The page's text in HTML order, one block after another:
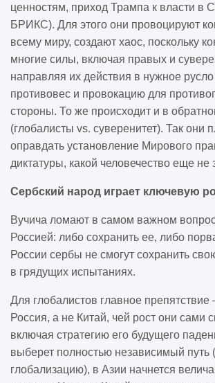
ценностям, приход Трампа к власти в
БРИКС). Для этого они провоцируют
всему миру, создают хаос, поскольку
многие силы, включая правых и
направляя их действия в нужное
противовес и провокацию для
стороны. То же происходит и в
(глобалисты vs. суверенитет). Так они
оправдать установление Мирового
диктатуры, какой человечество еще не
Сербский народ играет ключевую
Вучича ломают в самом важном
Россией: либо сохранить ее, либо
России сербы не смогут сохранить
в грядущих испытаниях.
Для глобалистов главное
Россия, а не Китай, чей рост они сами
включая стратегию его будущего
выберет полностью независимый путь
глобализацию), в Азии начнется